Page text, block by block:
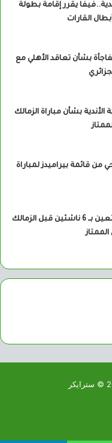
يقرر إقامة بطولة
القارات
بشأن تعاقد الأهلي مع
بشأن مباراة الزمالك
قائمة بيراميدز لمباراة
بالأسماء..جوميز يستعين بــ 6 ناشئين قبل الزمالك